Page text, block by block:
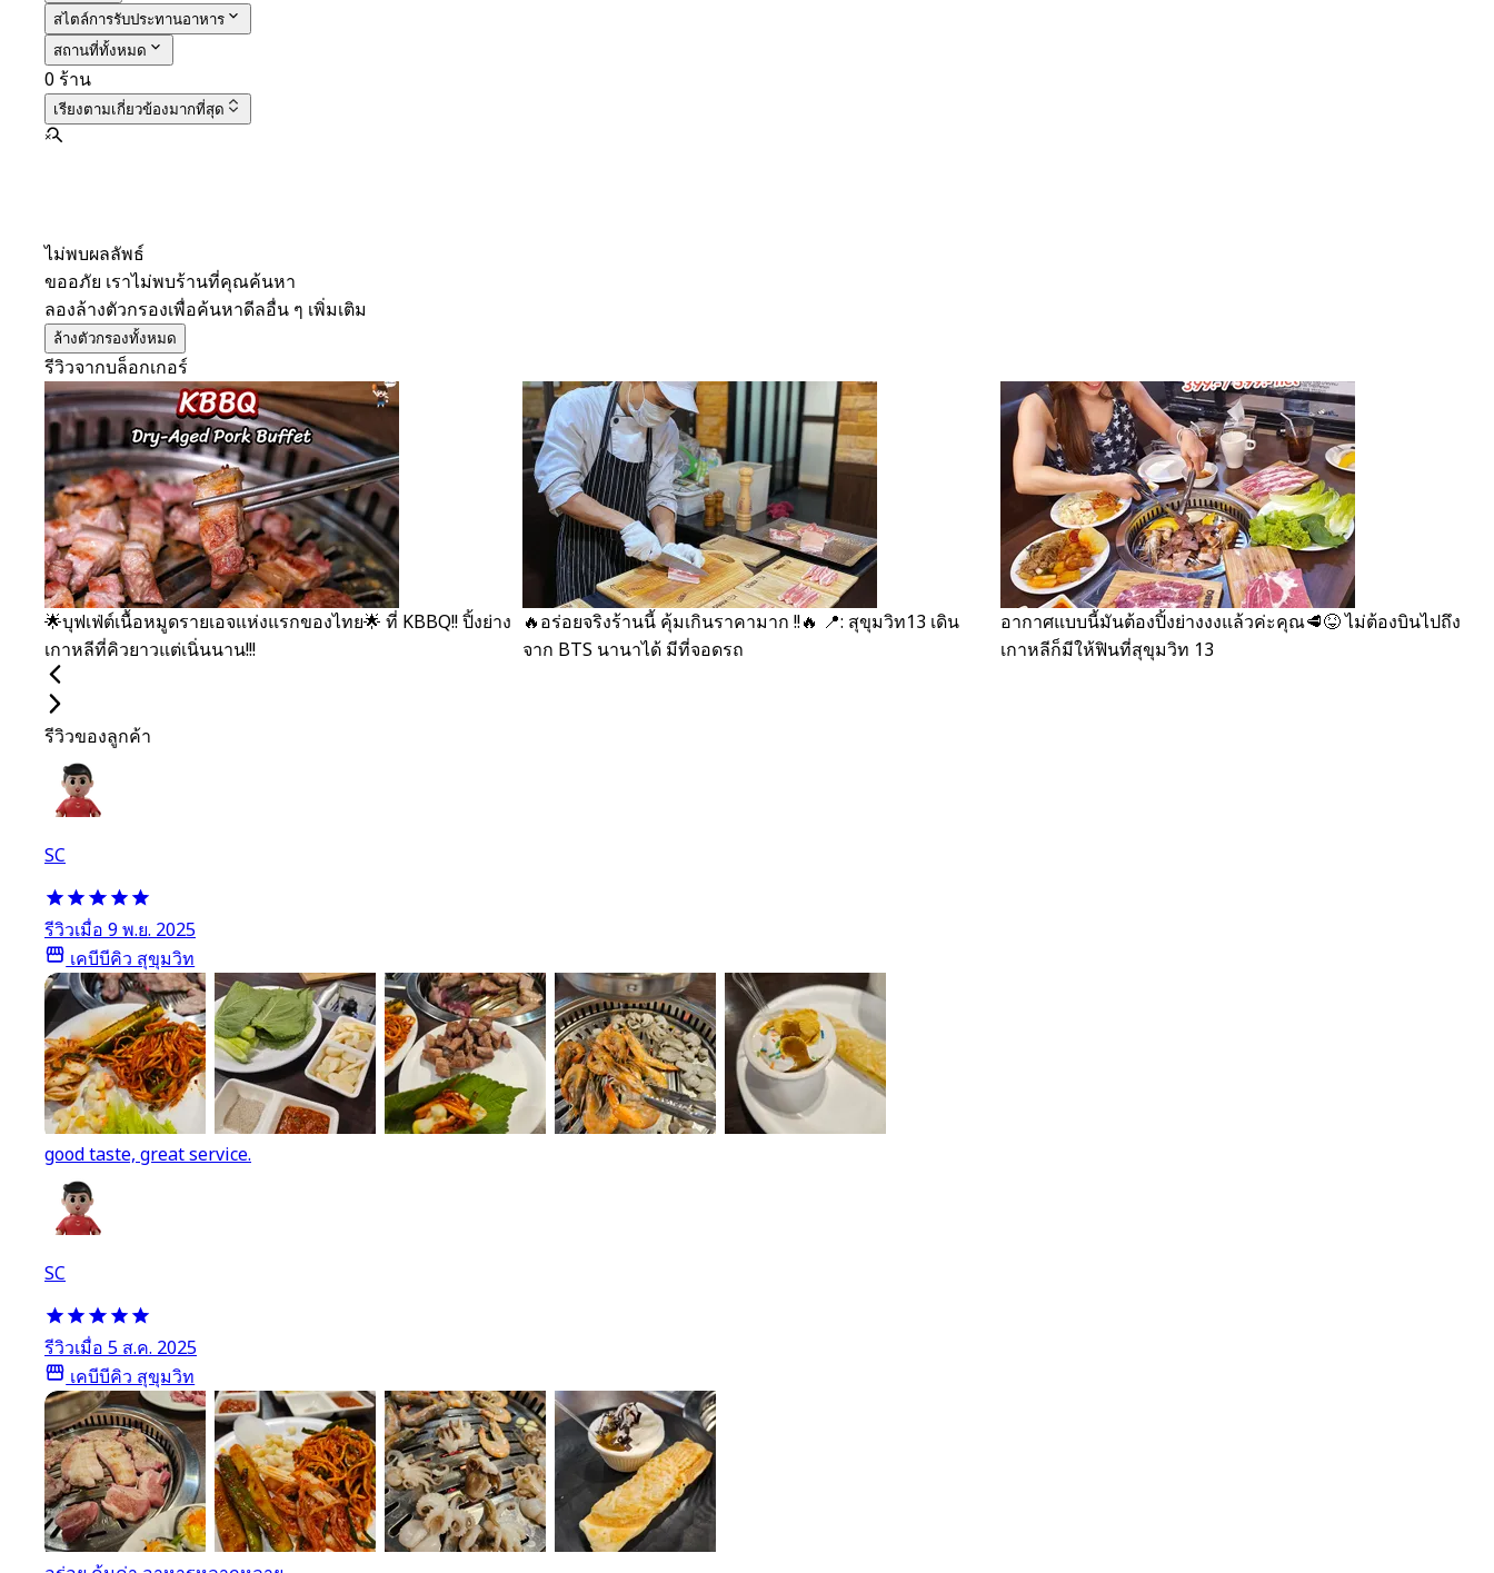
สไตล์การรับประทานอาหาร
สถานที่ทั้งหมด
0 ร้าน
เรียงตามเกี่ยวข้องมากที่สุด
ไม่พบผลลัพธ์
ขออภัย เราไม่พบร้านที่คุณค้นหา
ลองล้างตัวกรองเพื่อค้นหาดีลอื่น ๆ เพิ่มเติม
ล้างตัวกรองทั้งหมด
รีวิวจากบล็อกเกอร์
🌟บุฟเฟ่ต์เนื้อหมูดรายเอจแห่งแรกของไทย🌟 ที่ KBBQ!! ปิ้งย่าง
เกาหลีที่คิวยาวแต่เนิ่นนาน!!!
🔥อร่อยจริงร้านนี้ คุ้มเกินราคามาก !!🔥 📍: สุขุมวิท13 เดิน
จาก BTS นานาได้ มีที่จอดรถ
อากาศแบบนี้มันต้องปิ้งย่างงงแล้วค่ะคุณ🥩😝 ไม่ต้องบินไปถึง
เกาหลีก็มีให้ฟินที่สุขุมวิท 13
รีวิวของลูกค้า
SC
รีวิวเมื่อ 9 พ.ย. 2025
เคบีบีคิว สุขุมวิท
good taste, great service.
SC
รีวิวเมื่อ 5 ส.ค. 2025
เคบีบีคิว สุขุมวิท